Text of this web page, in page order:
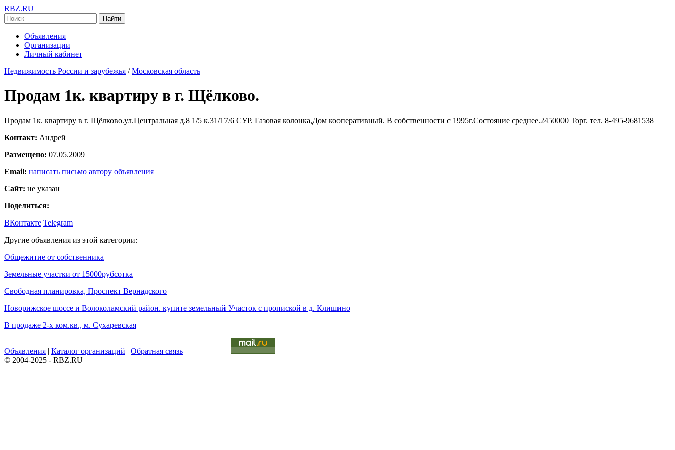
RBZ.RU
Найти
Объявления
Организации
Личный кабинет
Недвижимость России и зарубежья / Московская область
Продам 1к. квартиру в г. Щёлково.
Продам 1к. квартиру в г. Щёлково.ул.Центральная д.8 1/5 к.31/17/6 СУР. Газовая колонка,Дом кооперативный. В собственности с 1995г.Состояние среднее.2450000 Торг. тел. 8-495-9681538
Контакт: Андрей
Размещено: 07.05.2009
Email: написать письмо автору объявления
Сайт: не указан
Поделиться:
ВКонтакте Telegram
Другие объявления из этой категории:
Общежитие от собственника
Земельные участки от 15000рубсотка
Свободная планировка, Проспект Вернадского
Новорижское шоссе и Волоколамский район. купите земельный Участок с пропиской в д. Клишино
В продаже 2-х ком.кв., м. Сухаревская
Объявления | Каталог организаций | Обратная связь
© 2004-2025 - RBZ.RU